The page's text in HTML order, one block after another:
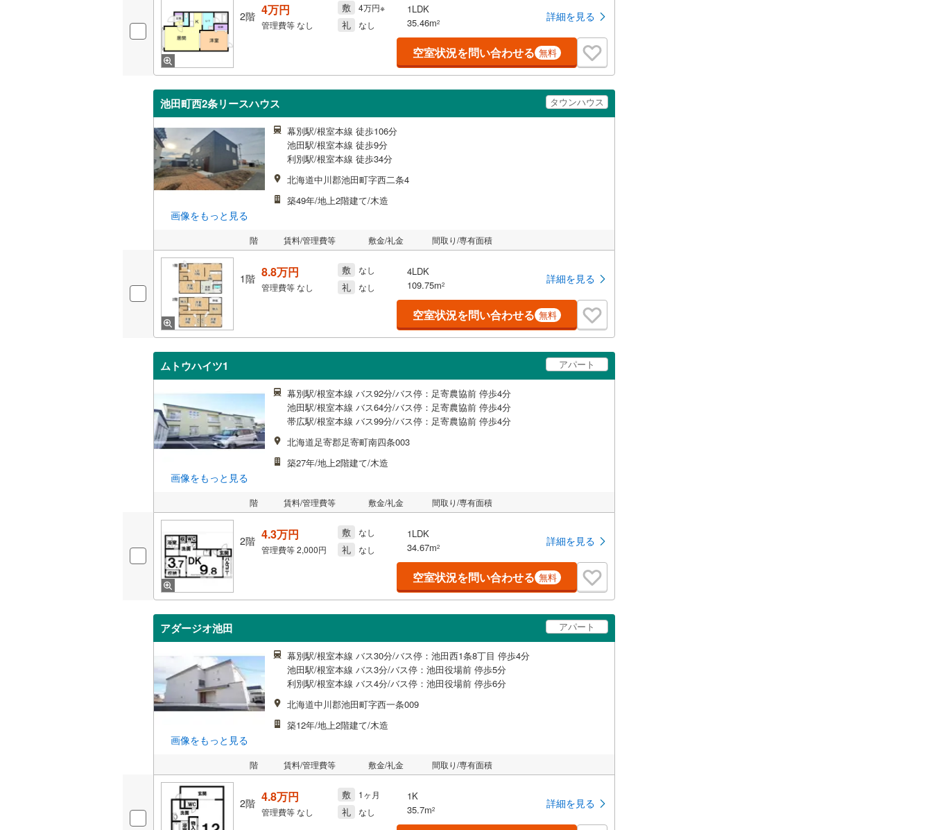
2階 4万円
管理費等なし
敷 4万円※
礼 なし
1LDK
35.46m2 詳細を見る
空室状況を問い合わせる 無料
池田町西2条リースハウス タウンハウス
画像をもっと見る
幕別駅/根室本線 徒歩106分
池田駅/根室本線 徒歩9分
利別駅/根室本線 徒歩34分
北海道中川郡池田町字西二条4
築49年/地上2階建て/木造
階 賃料/管理費等 敷金/礼金 間取り/専有面積
1階 8.8万円
管理費等なし
敷 なし
礼 なし
4LDK
109.75m2 詳細を見る
空室状況を問い合わせる 無料
ムトウハイツ1 アパート
画像をもっと見る
幕別駅/根室本線 バス92分/バス停：足寄農協前 停歩4分
池田駅/根室本線 バス64分/バス停：足寄農協前 停歩4分
帯広駅/根室本線 バス99分/バス停：足寄農協前 停歩4分
北海道足寄郡足寄町南四条003
築27年/地上2階建て/木造
階 賃料/管理費等 敷金/礼金 間取り/専有面積
2階 4.3万円
管理費等2,000円
敷 なし
礼 なし
1LDK
34.67m2 詳細を見る
空室状況を問い合わせる 無料
アダージオ池田 アパート
画像をもっと見る
幕別駅/根室本線 バス30分/バス停：池田西1条8丁目 停歩4分
池田駅/根室本線 バス3分/バス停：池田役場前 停歩5分
利別駅/根室本線 バス4分/バス停：池田役場前 停歩6分
北海道中川郡池田町字西一条009
築12年/地上2階建て/木造
階 賃料/管理費等 敷金/礼金 間取り/専有面積
2階 4.8万円
管理費等なし
敷 1ヶ月
礼 なし
1K
35.7m2 詳細を見る